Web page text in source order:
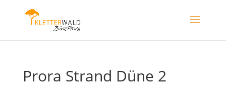
Prora Strand Düne 2